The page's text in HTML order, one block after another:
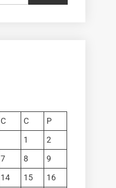
C C
P
1
2
7 8
9
14 15
16